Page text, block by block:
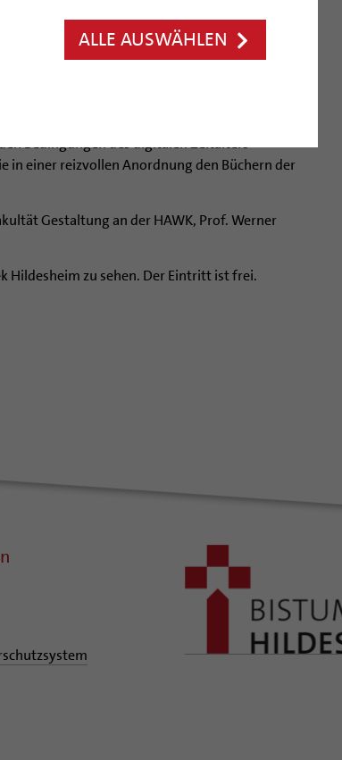
ALLE AUSWÄHLEN
die Ausstellung am Donnerstag, 20.
erkennen darin auch Gefahren: Digital
für Angewandte Wissenschaft und
Bedingungen des digitalen Zeitalters
in einer reizvollen Anordnung den Büchern der
Gestaltung an der HAWK, Prof. Werner
Hildesheim zu sehen. Der Eintritt ist frei.